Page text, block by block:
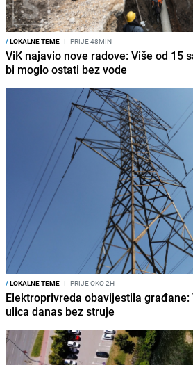
/LOKALNE TEME I PRIJE 48MIN
ViK najavio nove radove: Više od 15
bi moglo ostati bez vode
/LOKALNE TEME I PRIJE OKO 2H
Elektroprivreda obavijestila
ulica danas bez struje